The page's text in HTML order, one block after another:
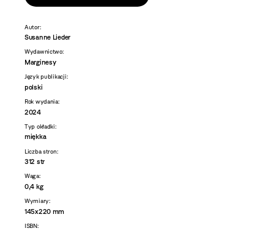
Autor:
Susanne Lieder
Wydawnictwo:
Marginesy
Język publikacji:
polski
Rok wydania:
2024
Typ okładki:
miękka
Liczba stron:
312 str
Waga:
0,4 kg
Wymiary:
145x220 mm
ISBN: